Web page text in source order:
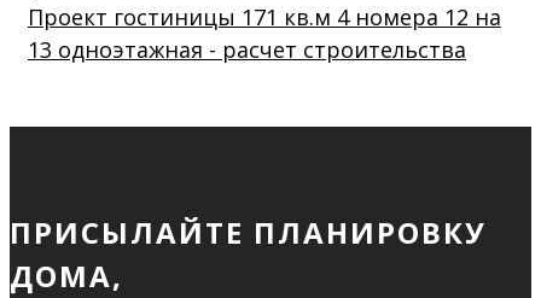
Проект гостиницы 171 кв.м 4 номера 12 на
13 одноэтажная - расчет строительства
ПРИСЫЛАЙТЕ ПЛАНИРОВКУ
ДОМА,